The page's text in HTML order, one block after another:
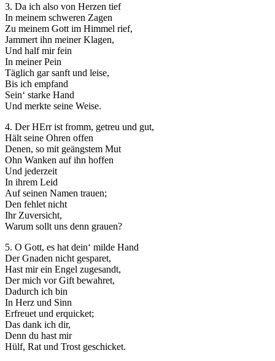
3. Da ich also von Herzen tief
In meinem schweren Zagen
Zu meinem Gott im Himmel rief,
Jammert ihn meiner Klagen,
Und half mir fein
In meiner Pein
Täglich gar sanft und leise,
Bis ich empfand
Sein‘ starke Hand
Und merkte seine Weise.
4. Der HErr ist fromm, getreu und gut,
Hält seine Ohren offen
Denen, so mit geängstem Mut
Ohn Wanken auf ihn hoffen
Und jederzeit
In ihrem Leid
Auf seinen Namen trauen;
Den fehlet nicht
Ihr Zuversicht,
Warum sollt uns denn grauen?
5. O Gott, es hat dein‘ milde Hand
Der Gnaden nicht gesparet,
Hast mir ein Engel zugesandt,
Der mich vor Gift bewahret,
Dadurch ich bin
In Herz und Sinn
Erfreuet und erquicket;
Das dank ich dir,
Denn du hast mir
Hülf, Rat und Trost geschicket.